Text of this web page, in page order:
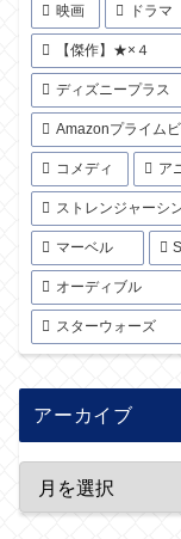
映画 ドラマ
【傑作】★×４
ディズニープラス
Amazonプライム
コメディ ア
ストレンジャーシ
マーベル
オーディブル
スターウォーズ
アーカイブ